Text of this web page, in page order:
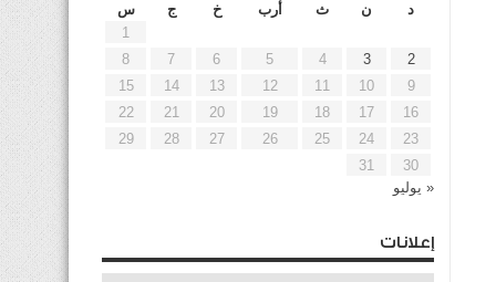
د
ن ث أرب خ ج
س
1
2
3
4
5
6
7
8
9
10
11
12
13
14
15
16
17
18
19
20
21
22
23
24
25
26
27
28
29
30
31
« يوليو
إعلانات